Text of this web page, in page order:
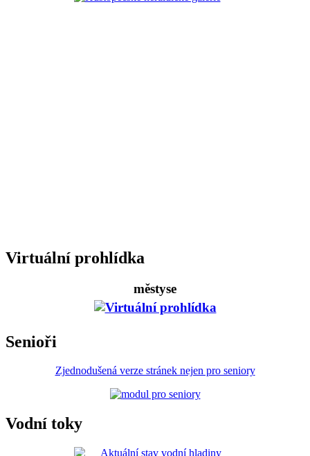
Virtuální prohlídka
městyse
Senioři
Zjednodušená verze stránek nejen pro seniory
Vodní toky